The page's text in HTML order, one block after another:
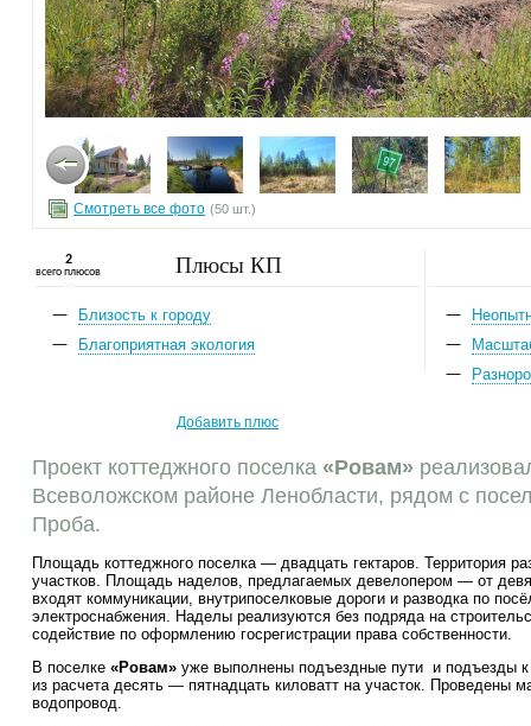
Смотреть все фото (50 шт.)
Плюсы КП
2
всего плюсов
Близость к городу
Благоприятная экология
Добавить плюс
Проект коттеджного поселка «Ровам»
Всеволожском районе Ленобласти, рядом с
Проба.
Площадь коттеджного поселка — двадцать гектаров. Территория
участков. Площадь наделов, предлагаемых девелопером — от
входят коммуникации, внутрипоселковые дороги и разводка по
электроснабжения. Наделы реализуются без подряда на
содействие по оформлению госрегистрации права собственности.
В поселке «Ровам» уже выполнены подъездные пути и подъезды
из расчета десять — пятнадцать киловатт на участок. Проведены
водопровод.